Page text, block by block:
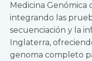
Medicina Genómica
integrando las
secuenciación y la
Inglaterra,
genoma completo